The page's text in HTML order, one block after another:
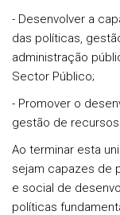
- Desenvolver a
das políticas,
administração
Sector Público;
- Promover o
gestão de
Ao terminar esta
sejam capazes de
e social de
políticas